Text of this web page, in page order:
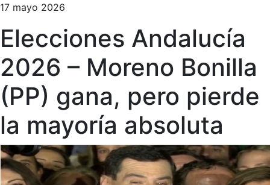
17 mayo 2026
Elecciones Andalucía
2026 – Moreno Bonilla
(PP) gana, pero pierde
la mayoría absoluta